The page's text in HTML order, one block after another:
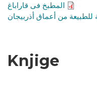
المطبخ فى قاراباغ
للطبيعة من أعماق أذربيجان
Knjige